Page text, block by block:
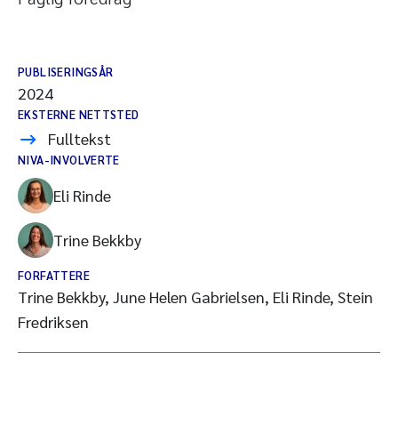
PUBLISERINGSÅR
2024
EKSTERNE NETTSTED
Fulltekst
NIVA-INVOLVERTE
Eli Rinde
Trine Bekkby
FORFATTERE
Trine Bekkby, June Helen Gabrielsen, Eli Rinde, Stein
Fredriksen